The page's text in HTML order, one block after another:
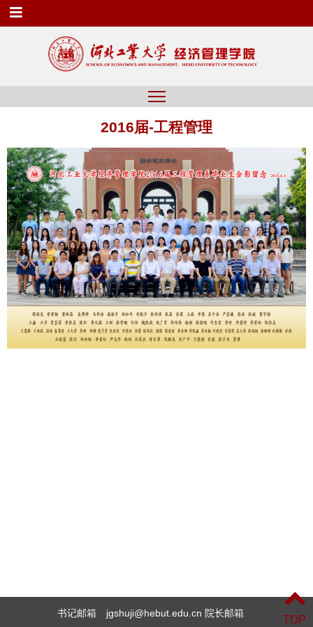
2016届-工程管理
书记邮箱 jgshuji@hebut.edu.cn 院长邮箱
TOP